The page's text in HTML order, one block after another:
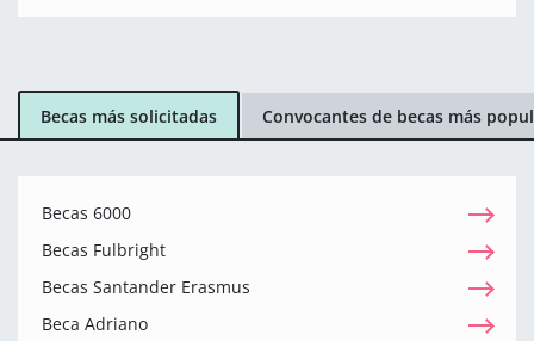
Becas más solicitadas Convocantes de becas más
Becas 6000
Becas Fulbright
Becas Santander Erasmus
Beca Adriano